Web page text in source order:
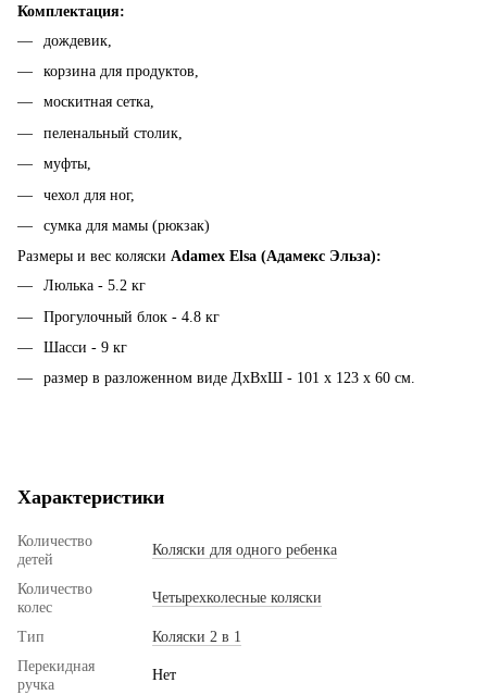
Комплектация:
дождевик,
корзина для продуктов,
москитная сетка,
пеленальный столик,
муфты,
чехол для ног,
сумка для мамы (рюкзак)
Размеры и вес коляски Adamex Elsa (Адамекс Эльза):
Люлька - 5.2 кг
​Прогулочный блок - 4.8 кг
Шасси - 9 кг
размер в разложенном виде ДхВхШ - 101 х 123 х 60 см.
Характеристики
Количество
детей
Коляски для одного ребенка
Количество
колес
Четырехколесные коляски
Тип
Коляски 2 в 1
Перекидная
ручка
Нет